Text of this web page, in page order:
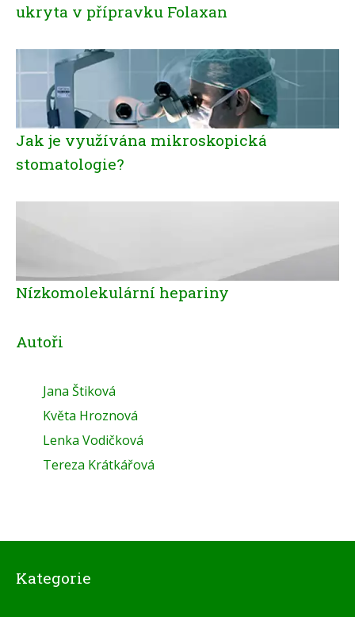
ukryta v přípravku Folaxan
Jak je využívána mikroskopická
stomatologie?
Nízkomolekulární hepariny
Autoři
Jana Štiková
Květa Hroznová
Lenka Vodičková
Tereza Krátkářová
Kategorie